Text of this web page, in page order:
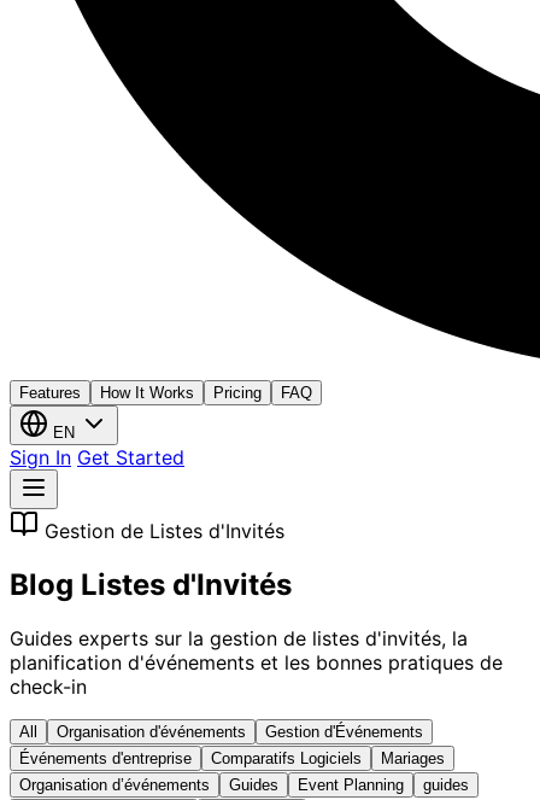
Features How It Works Pricing FAQ
EN
Sign In Get Started
Gestion de Listes d'Invités
Blog Listes d'Invités
Guides experts sur la gestion de listes d'invités, la
planification d'événements et les bonnes pratiques de
check-in
All Organisation d'événements
Gestion d'Événements
Événements d'entreprise
Comparatifs Logiciels
Mariages
Organisation d’événements
Guides Event Planning
guides